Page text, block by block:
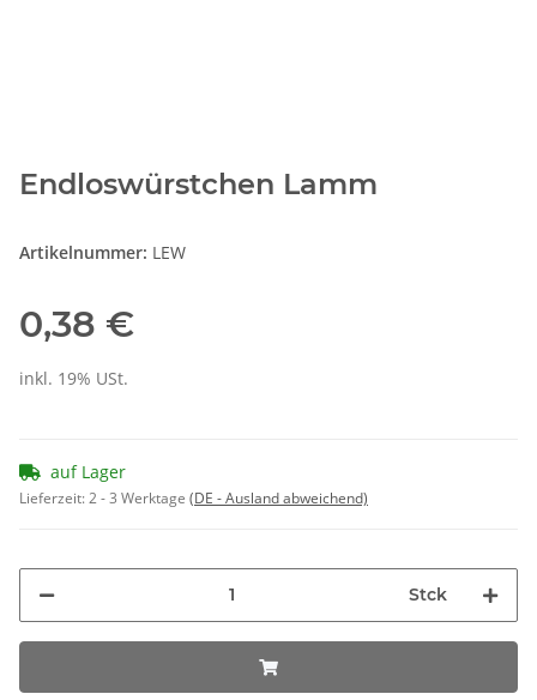
Endloswürstchen Lamm
Artikelnummer: LEW
0,38 €
inkl. 19% USt.
auf Lager
Lieferzeit:2 - 3 Werktage (DE - Ausland abweichend)
Stck